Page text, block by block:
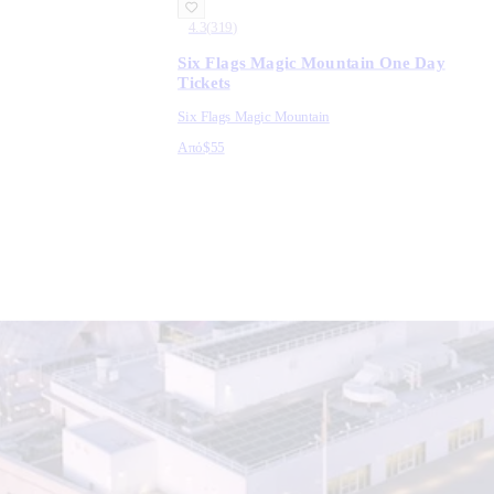
4.3( 319 )
Six Flags Magic Mountain One Day
Tickets
Six Flags Magic Mountain
Από$55